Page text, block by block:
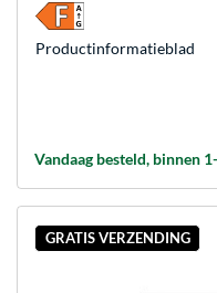
Vandaag besteld, binnen
Product­informatieblad
GRATIS VERZENDING